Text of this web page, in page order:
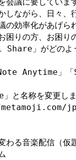
会議に要していま
しながら、日々、
の効率化があげら
困りの方、お困
」がどのよ
Anytime」「
と名称を変更し
わる音楽配信（仮